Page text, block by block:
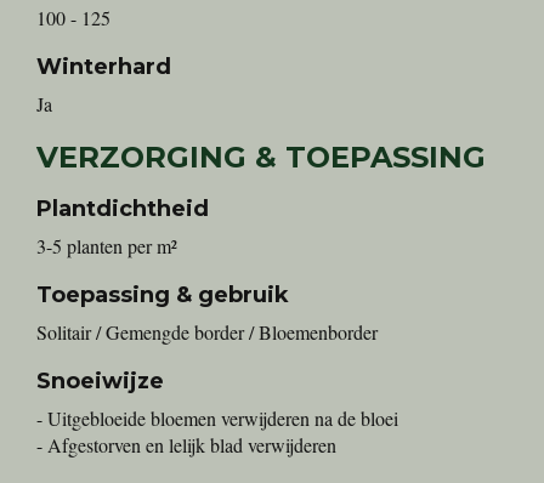
100 - 125
Winterhard
Ja
VERZORGING & TOEPASSING
Plantdichtheid
3-5 planten per m²
Toepassing & gebruik
Solitair / Gemengde border / Bloemenborder
Snoeiwijze
- Uitgebloeide bloemen verwijderen na de bloei
- Afgestorven en lelijk blad verwijderen